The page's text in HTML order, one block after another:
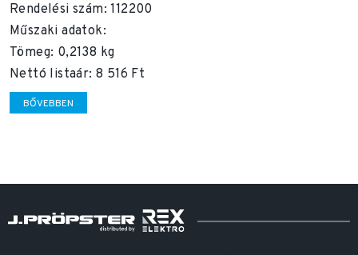
Rendelési szám: 112200
Műszaki adatok:
Tömeg: 0,2138 kg
Nettó listaár: 8 516 Ft
BŐVEBBEN